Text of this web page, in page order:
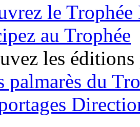
le
au Trophée
les éditions
palmarès du